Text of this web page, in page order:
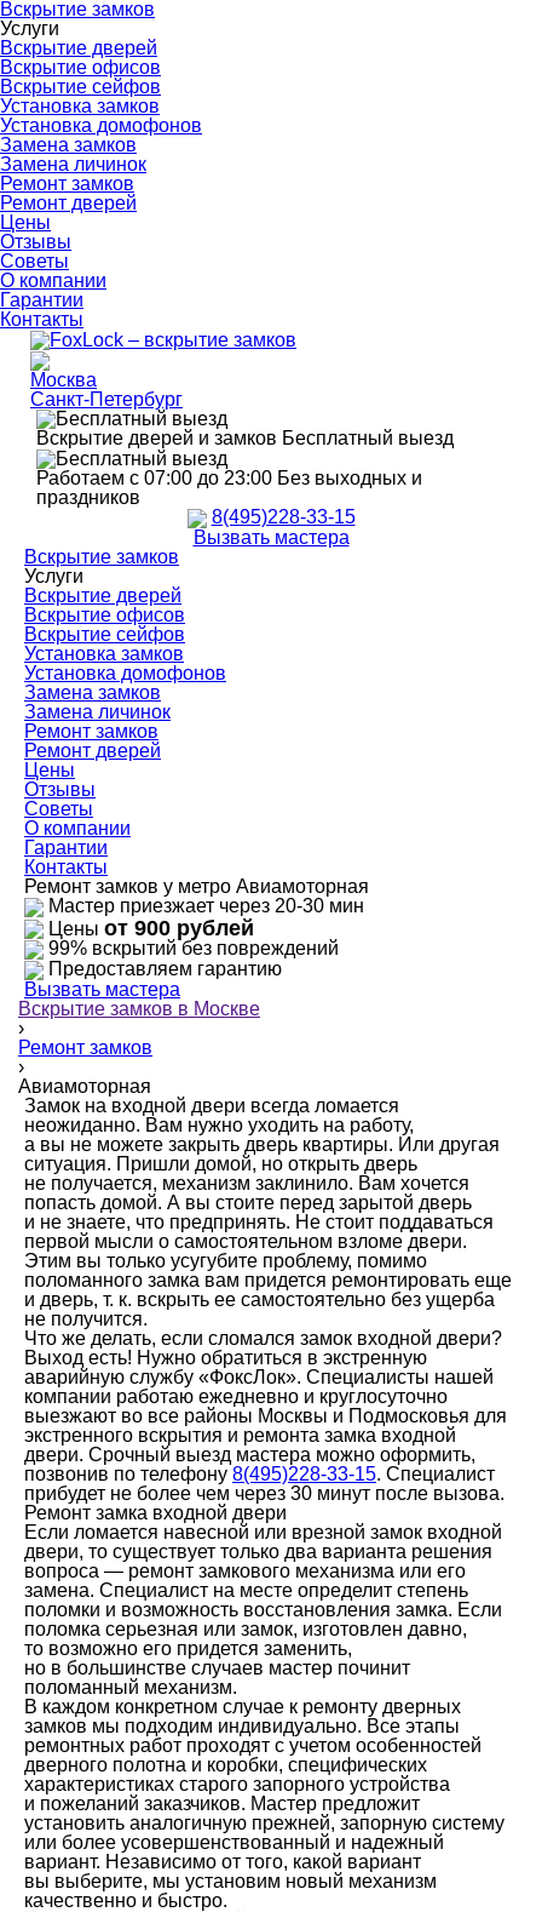
Вскрытие замков
Услуги
Вскрытие дверей
Вскрытие офисов
Вскрытие сейфов
Установка замков
Установка домофонов
Замена замков
Замена личинок
Ремонт замков
Ремонт дверей
Цены
Отзывы
Советы
О компании
Гарантии
Контакты
Москва
Санкт-Петербург
Вскрытие дверей и замков Бесплатный выезд
Работаем с 07:00 до 23:00 Без выходных и
праздников
8(495)228-33-15
Вызвать мастера
Вскрытие замков
Услуги
Вскрытие дверей
Вскрытие офисов
Вскрытие сейфов
Установка замков
Установка домофонов
Замена замков
Замена личинок
Ремонт замков
Ремонт дверей
Цены
Отзывы
Советы
О компании
Гарантии
Контакты
Ремонт замков у метро Авиамоторная
Мастер приезжает через 20-30 мин
Цены от 900 рублей
99% вскрытий без повреждений
Предоставляем гарантию
Вызвать мастера
Вскрытие замков в Москве
›
Ремонт замков
›
Авиамоторная
Замок на входной двери всегда ломается
неожиданно. Вам нужно уходить на работу,
а вы не можете закрыть дверь квартиры. Или другая
ситуация. Пришли домой, но открыть дверь
не получается, механизм заклинило. Вам хочется
попасть домой. А вы стоите перед зарытой дверь
и не знаете, что предпринять. Не стоит поддаваться
первой мысли о самостоятельном взломе двери.
Этим вы только усугубите проблему, помимо
поломанного замка вам придется ремонтировать еще
и дверь, т. к. вскрыть ее самостоятельно без ущерба
не получится.
Что же делать, если сломался замок входной двери?
Выход есть! Нужно обратиться в экстренную
аварийную службу «ФоксЛок». Специалисты нашей
компании работаю ежедневно и круглосуточно
выезжают во все районы Москвы и Подмосковья для
экстренного вскрытия и ремонта замка входной
двери. Срочный выезд мастера можно оформить,
позвонив по телефону 8(495)228-33-15. Специалист
прибудет не более чем через 30 минут после вызова.
Ремонт замка входной двери
Если ломается навесной или врезной замок входной
двери, то существует только два варианта решения
вопроса — ремонт замкового механизма или его
замена. Специалист на месте определит степень
поломки и возможность восстановления замка. Если
поломка серьезная или замок, изготовлен давно,
то возможно его придется заменить,
но в большинстве случаев мастер починит
поломанный механизм.
В каждом конкретном случае к ремонту дверных
замков мы подходим индивидуально. Все этапы
ремонтных работ проходят с учетом особенностей
дверного полотна и коробки, специфических
характеристиках старого запорного устройства
и пожеланий заказчиков. Мастер предложит
установить аналогичную прежней, запорную систему
или более усовершенствованный и надежный
вариант. Независимо от того, какой вариант
вы выберите, мы установим новый механизм
качественно и быстро.